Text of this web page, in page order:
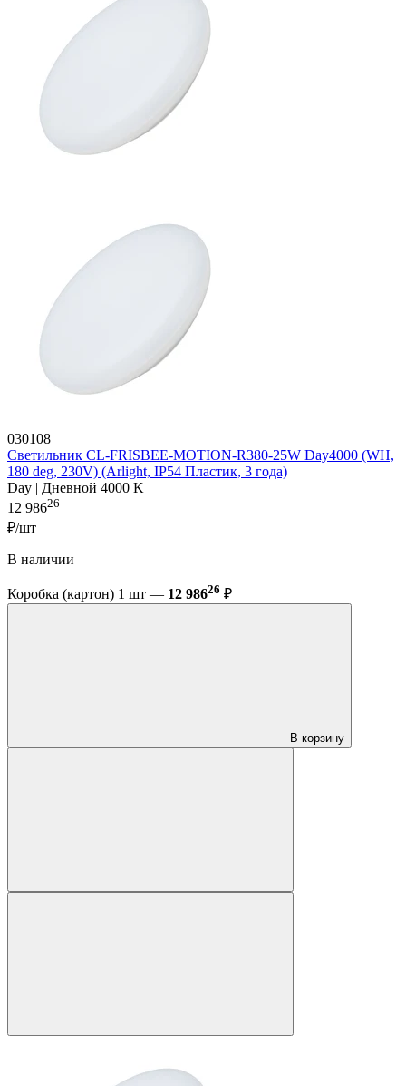
030108
Светильник CL-FRISBEE-MOTION-R380-25W Day4000 (WH,
180 deg, 230V) (Arlight, IP54 Пластик, 3 года)
Day | Дневной 4000 K
12 98626
₽/шт
В наличии
Коробка (картон) 1 шт — 12 98626 ₽
В корзину